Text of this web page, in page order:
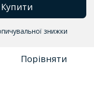
Купити
знижки
Порівняти